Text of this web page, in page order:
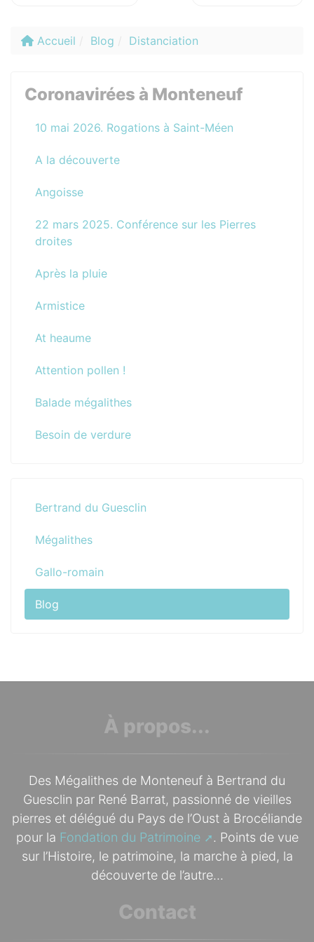
Accueil Blog Distanciation
Coronavirées à Monteneuf
10 mai 2026. Rogations à Saint-Méen
A la découverte
Angoisse
22 mars 2025. Conférence sur les Pierres
droites
Après la pluie
Armistice
At heaume
Attention pollen !
Balade mégalithes
Besoin de verdure
Bertrand du Guesclin
Mégalithes
Gallo-romain
Blog
À propos...
Des Mégalithes de Monteneuf à Bertrand du
Guesclin par René Barrat, passionné de vieilles
pierres et délégué du Pays de l’Oust à Brocéliande
pour la Fondation du Patrimoine
. Points de vue
sur l’Histoire, le patrimoine, la marche à pied, la
découverte de l’autre...
Contact